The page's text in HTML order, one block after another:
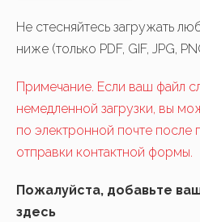
Не стесняйтесь загружать
ниже (только PDF, GIF, JPG,
Примечание. Если ваш файл
немедленной загрузки, вы
по электронной почте после
отправки контактной формы.
Пожалуйста, добавьте
здесь